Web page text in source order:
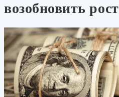
возобновить рост